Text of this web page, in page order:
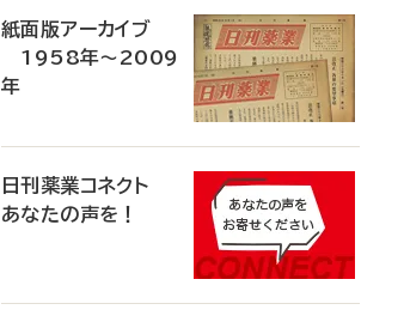
紙面版アーカイブ
1958年～2009
年
日刊薬業コネクト
あなたの声を！